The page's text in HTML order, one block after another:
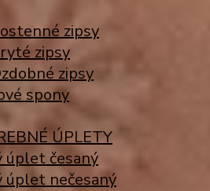
zipsy
zipsy
zipsy
spony
ÚPLETY
úplet česaný
úplet nečesaný